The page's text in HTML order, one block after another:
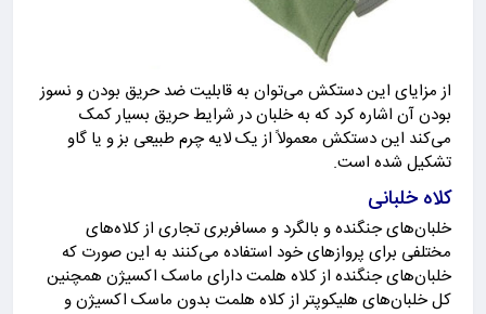
از مزایای این دستکش می‌توان به قابلیت ضد حریق بودن و نسوز
بودن آن اشاره کرد که به خلبان در شرایط حریق بسیار کمک
می‌کند این دستکش معمولاً از یک لایه چرم طبیعی بز و یا گاو
تشکیل شده است.
کلاه خلبانی
خلبان‌های جنگنده و بالگرد و مسافربری تجاری از کلاه‌های
مختلفی برای پروازهای خود استفاده می‌کنند به این صورت که
خلبان‌های جنگنده از کلاه هلمت دارای ماسک اکسیژن همچنین
کل خلبان‌های هلیکوپتر از کلاه هلمت بدون ماسک اکسیژن و